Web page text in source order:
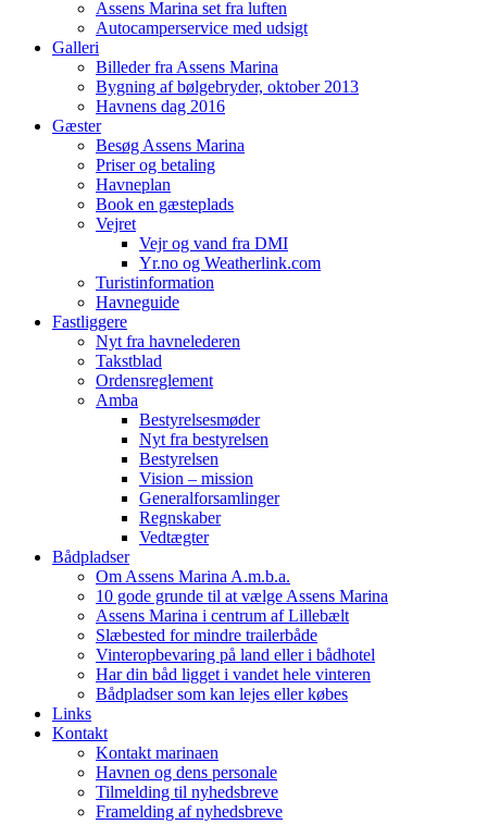
Assens Marina set fra luften
Autocamperservice med udsigt
Galleri
Billeder fra Assens Marina
Bygning af bølgebryder, oktober 2013
Havnens dag 2016
Gæster
Besøg Assens Marina
Priser og betaling
Havneplan
Book en gæsteplads
Vejret
Vejr og vand fra DMI
Yr.no og Weatherlink.com
Turistinformation
Havneguide
Fastliggere
Nyt fra havnelederen
Takstblad
Ordensreglement
Amba
Bestyrelsesmøder
Nyt fra bestyrelsen
Bestyrelsen
Vision – mission
Generalforsamlinger
Regnskaber
Vedtægter
Bådpladser
Om Assens Marina A.m.b.a.
10 gode grunde til at vælge Assens Marina
Assens Marina i centrum af Lillebælt
Slæbested for mindre trailerbåde
Vinteropbevaring på land eller i bådhotel
Har din båd ligget i vandet hele vinteren
Bådpladser som kan lejes eller købes
Links
Kontakt
Kontakt marinaen
Havnen og dens personale
Tilmelding til nyhedsbreve
Framelding af nyhedsbreve